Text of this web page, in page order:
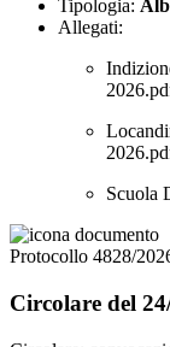
Tipologia:
Allegati:
Scuola
Protocollo 4828/
Circolare del